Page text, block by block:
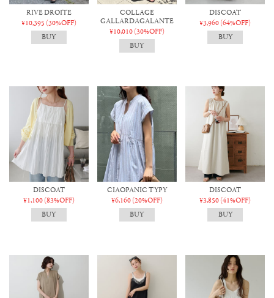
RIVE DROITE
¥10,395 (30%OFF)
COLLAGE
GALLARDAGALANTE
¥10,010 (30%OFF)
DISCOAT
¥3,960 (64%OFF)
DISCOAT
¥1,100 (83%OFF)
CIAOPANIC TYPY
¥6,160 (20%OFF)
DISCOAT
¥3,850 (41%OFF)